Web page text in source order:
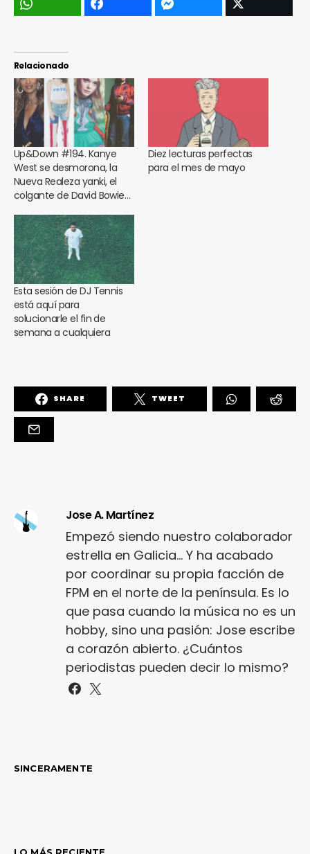
Relacionado
Up&Down #194. Kanye
West se desmorona, la
Nueva Realeza yanki, el
colgante de David Bowie…
Diez lecturas perfectas
para el mes de mayo
Esta sesión de DJ Tennis
está aquí para
solucionarle el fin de
semana a cualquiera
SHARE TWEET
Jose A. Martínez
Empezó siendo nuestro colaborador
estrella en Galicia... Y ha acabado
por coordinar su propia facción de
FPM en el norte de la península. Es lo
que pasa cuando la música no es un
hobby, sino una pasión: Jose escribe
a corazón abierto. ¿Cuántos
periodistas pueden decir lo mismo?
SINCERAMENTE